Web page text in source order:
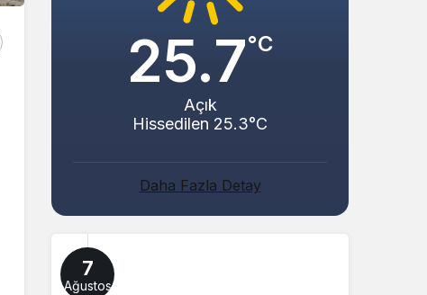
25.7°C
Açık
Hissedilen 25.3°C
Daha Fazla Detay
7
Ağustos